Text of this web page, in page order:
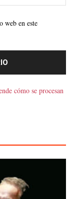
web en este
cómo se procesan